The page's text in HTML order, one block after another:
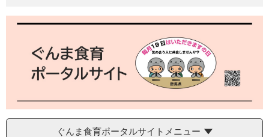
ぐんま食育ポータルサイトメニュー